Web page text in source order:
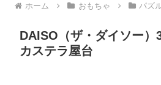
ホーム おもちゃ パズ
DAISO（ザ・ダイソー）
カステラ屋台